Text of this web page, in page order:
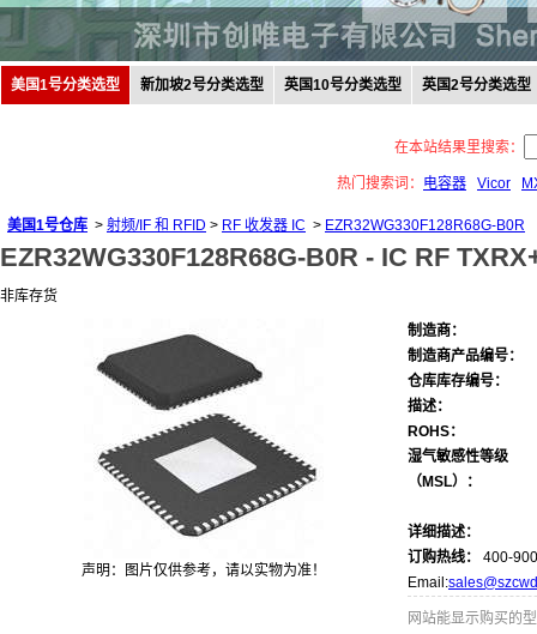
美国1号分类选型 新加坡2号分类选型 英国10号分类选型 英国2号分类选型
在本站结果里搜索：
热门搜索词： 电容器 Vicor
美国1号仓库 > 射频/IF 和 RFID > RF 收发器 IC > EZR32WG330F128R68G-B0R
EZR32WG330F128R68G-B0R - IC RF
非库存货
声明：图片仅供参考，请以实物为准！
制造商：
制造商产品编号：
仓库库存编号：
描述：
ROHS：
湿气敏感性等级
（MSL）：
详细描述：
订购热线：
400-
Email:
网站能显示购买的